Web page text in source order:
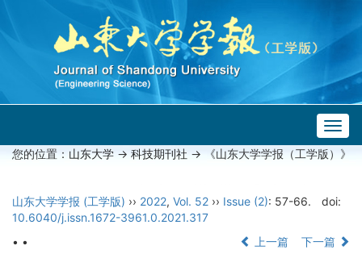
您的位置： 山东大学 -> 科技期刊社 -> 《山东大学学报（工学版）》
山东大学学报 (工学版) ›› 2022, Vol. 52 ›› Issue (2): 57-66.
doi:
10.6040/j.issn.1672-3961.0.2021.317
• •
上一篇 下一篇